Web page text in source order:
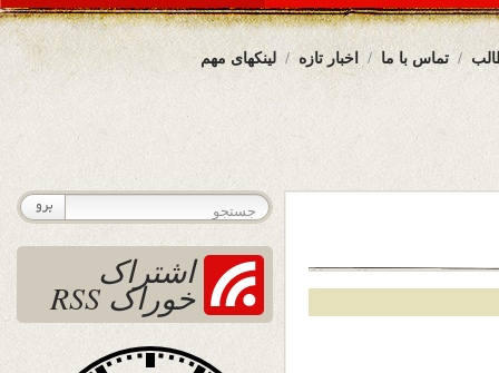
لینکهای مهم اخبار تازه تماس با ما
اشتراک
خوراک RSS